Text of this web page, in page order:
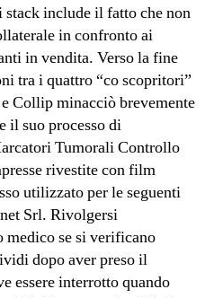
include il fatto che non
in confronto ai
in vendita. Verso la fine
tra i quattro “co scopritori”
Collip minacciò brevemente
il suo processo di
Tumorali Controllo
rivestite con film
utilizzato per le seguenti
Srl. Rivolgersi
medico se si verificano
dopo aver preso il
essere interrotto quando